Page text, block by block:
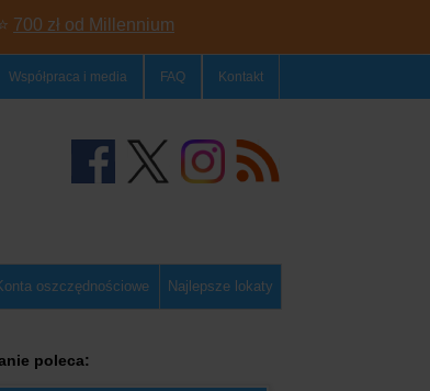
700 zł od Millennium
Współpraca i media FAQ Kontakt
oszczędnościowe Najlepsze lokaty
poleca: